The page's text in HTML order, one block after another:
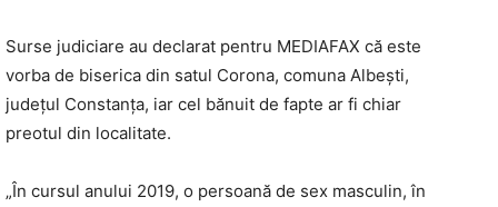
Surse judiciare au declarat pentru MEDIAFAX că este
vorba de biserica din satul Corona, comuna Albeşti,
judeţul Constanţa, iar cel bănuit de fapte ar fi chiar
preotul din localitate.
„În cursul anului 2019, o persoană de sex masculin, în